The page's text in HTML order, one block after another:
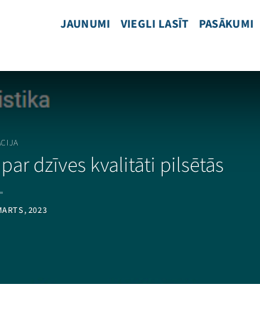
JAUNUMI VIEGLI LASĪT PASĀKUMI
dzīves kvalitāti pilsētās
2023